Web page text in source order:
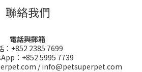
聯絡我們
電話與郵箱
：+852 2385 7699
：+852 5995 7739
/ info@petsuperpet.com